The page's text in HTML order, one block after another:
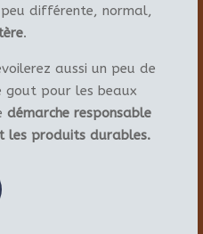
différente, normal,
.
aussi un peu de
gout pour les beaux
démarche responsable
les produits durables.